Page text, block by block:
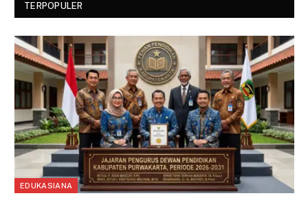
TERPOPULER
EDUKASIANA